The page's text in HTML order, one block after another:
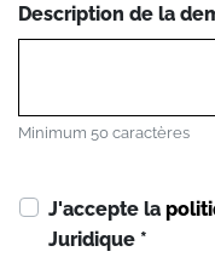
Description de la
Minimum 50 caractères
J'accepte la
Juridique *